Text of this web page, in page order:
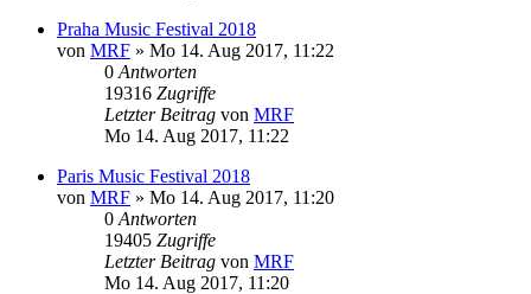
Praha Music Festival 2018
von MRF » Mo 14. Aug 2017, 11:22
0 Antworten
19316 Zugriffe
Letzter Beitrag von MRF
Mo 14. Aug 2017, 11:22
Paris Music Festival 2018
von MRF » Mo 14. Aug 2017, 11:20
0 Antworten
19405 Zugriffe
Letzter Beitrag von MRF
Mo 14. Aug 2017, 11:20